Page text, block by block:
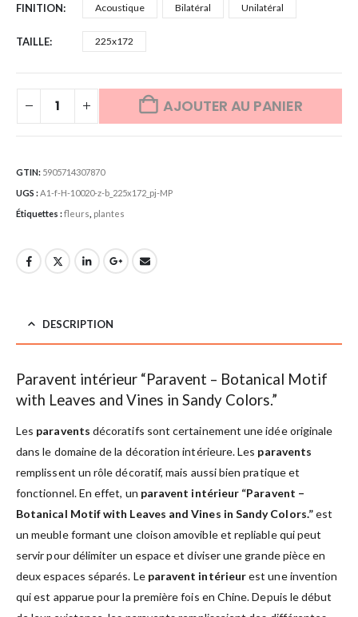
FINITION Acoustique Bilatéral Unilatéral
TAILLE 225x172
AJOUTER AU PANIER
GTIN: 5905714307870
UGS :A1-f-H-10020-z-b_225x172_pj-MP
Étiquettes :fleurs plantes
DESCRIPTION
Paravent intérieur “Paravent – Botanical Motif
with Leaves and Vines in Sandy Colors.”
Les paravents décoratifs sont certainement une idée originale
dans le domaine de la décoration intérieure. Les paravents
remplissent un rôle décoratif, mais aussi bien pratique et
fonctionnel. En effet, un paravent intérieur “Paravent –
Botanical Motif with Leaves and Vines in Sandy Colors.”est
un meuble formant une cloison amovible et repliable qui peut
servir pour délimiter un espace et diviser une grande pièce en
deux espaces séparés. Le paravent intérieurest une invention
qui est apparue pour la première fois en Chine. Depuis le début